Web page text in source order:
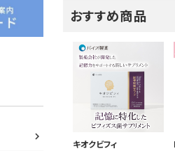
おすすめ商品
キオクビフィ